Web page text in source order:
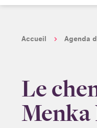
Accueil Agenda
Le
Menka